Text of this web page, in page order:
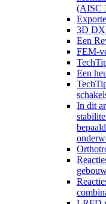
(AISC
3D
Een
FEM-
Een
In dit